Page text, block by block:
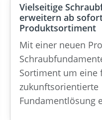
Vielseitige
erweitern ab
Produktsortiment
Mit einer neuen
Sortiment um eine
zukunftsorientierte
Fundamentlösung